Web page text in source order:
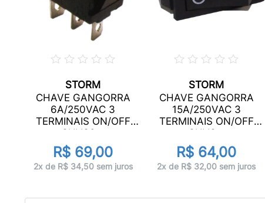
STORM
CHAVE GANGORRA
6A/250VAC 3
TERMINAIS ON/OFF
CHVS0...
R$ 69,00
2x de R$ 34,50 sem juros
STORM
CHAVE GANGORRA
15A/250VAC 3
TERMINAIS ON/OFF
CHVS...
R$ 64,00
2x de R$ 32,00 sem juros